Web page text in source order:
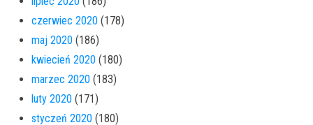
czerwiec 2020 (178)
maj 2020 (186)
kwiecień 2020 (180)
marzec 2020 (183)
luty 2020 (171)
styczeń 2020 (180)